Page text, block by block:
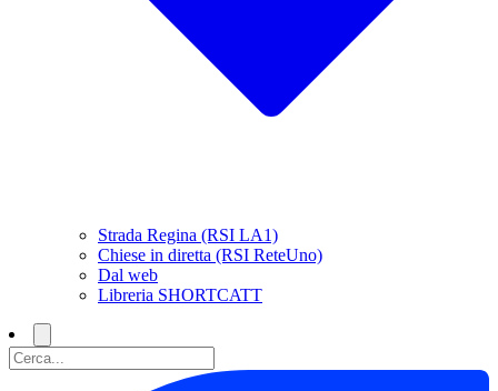
Strada Regina (RSI LA1)
Chiese in diretta (RSI ReteUno)
Dal web
Libreria SHORTCATT